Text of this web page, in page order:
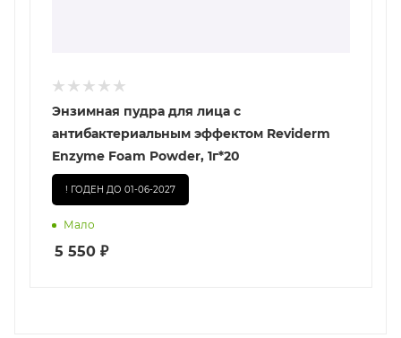
Энзимная пудра для лица с
антибактериальным эффектом Reviderm
Enzyme Foam Powder, 1г*20
! ГОДЕН ДО 01-06-2027
Мало
5 550 ₽